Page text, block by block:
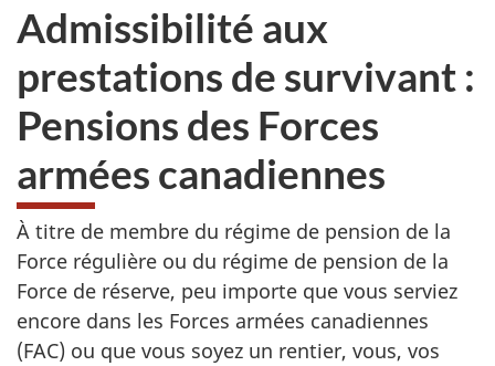
Admissibilité aux
prestations de survivant :
Pensions des Forces
armées canadiennes
À titre de membre du régime de pension de la
Force régulière ou du régime de pension de la
Force de réserve, peu importe que vous serviez
encore dans les Forces armées canadiennes
(FAC) ou que vous soyez un rentier, vous, vos